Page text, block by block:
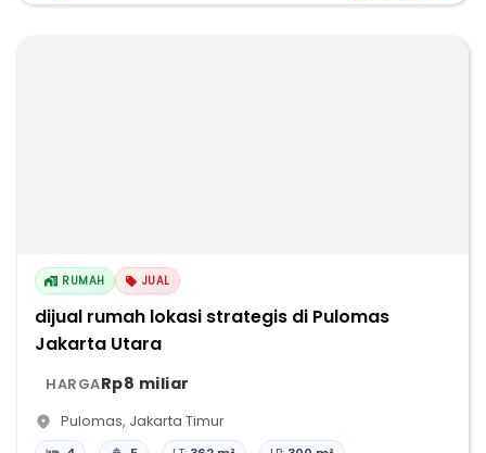
RUMAH JUAL
dijual rumah lokasi strategis di Pulomas
Jakarta Utara
HARGARp8 miliar
Pulomas, Jakarta Timur